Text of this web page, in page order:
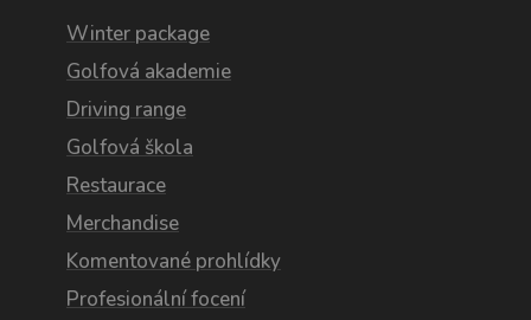
Winter package
Golfová akademie
Driving range
Golfová škola
Restaurace
Merchandise
Komentované prohlídky
Profesionální focení